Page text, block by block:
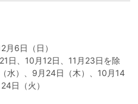
月6日（日）
日、10月12日、11月23日を除
水）、9月24日（木）、10月14
日（火）